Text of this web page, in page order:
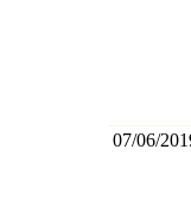
07/06/